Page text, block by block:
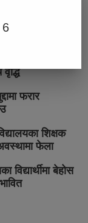
दशरथचन्द
शिक्षण
फरार
शिक्षक
फेला
विद्यार्थीमा बेहोस
6